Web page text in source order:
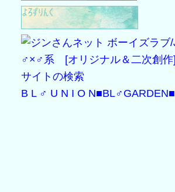
B L ♂ U N I O N■BL♂GARDEN■